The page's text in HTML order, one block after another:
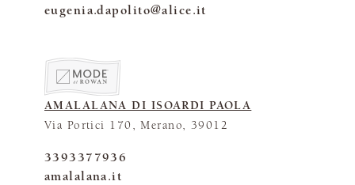
eugenia.dapolito@alice.it
AMALALANA DI ISOARDI PAOLA
Via Portici 170, Merano, 39012
3393377936
amalalana.it